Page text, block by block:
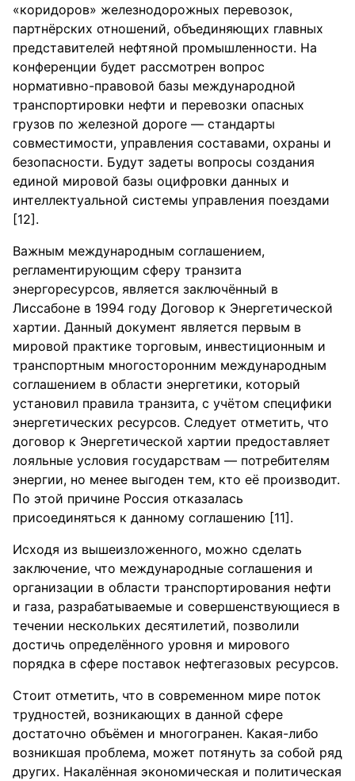
«коридоров» железнодорожных перевозок,
партнёрских отношений, объединяющих главных
представителей нефтяной промышленности. На
конференции будет рассмотрен вопрос
нормативно-правовой базы международной
транспортировки нефти и перевозки опасных
грузов по железной дороге — стандарты
совместимости, управления составами, охраны и
безопасности. Будут задеты вопросы создания
единой мировой базы оцифровки данных и
интеллектуальной системы управления поездами
[12].
Важным международным соглашением,
регламентирующим сферу транзита
энергоресурсов, является заключённый в
Лиссабоне в 1994 году Договор к Энергетической
хартии. Данный документ является первым в
мировой практике торговым, инвестиционным и
транспортным многосторонним международным
соглашением в области энергетики, который
установил правила транзита, с учётом специфики
энергетических ресурсов. Следует отметить, что
договор к Энергетической хартии предоставляет
лояльные условия государствам — потребителям
энергии, но менее выгоден тем, кто её производит.
По этой причине Россия отказалась
присоединяться к данному соглашению [11].
Исходя из вышеизложенного, можно сделать
заключение, что международные соглашения и
организации в области транспортирования нефти
и газа, разрабатываемые и совершенствующиеся в
течении нескольких десятилетий, позволили
достичь определённого уровня и мирового
порядка в сфере поставок нефтегазовых ресурсов.
Стоит отметить, что в современном мире поток
трудностей, возникающих в данной сфере
достаточно объёмен и многогранен. Какая-либо
возникшая проблема, может потянуть за собой ряд
других. Накалённая экономическая и политическая